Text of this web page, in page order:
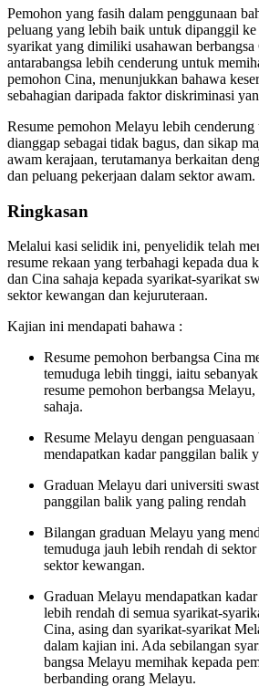
Pemohon yang fasih dalam penggunaan
peluang yang lebih baik untuk dipanggil
syarikat yang dimiliki usahawan
antarabangsa lebih cenderung untuk
pemohon Cina, menunjukkan bahawa
sebahagian daripada faktor diskriminasi
Resume pemohon Melayu lebih
dianggap sebagai tidak bagus, dan sikap
awam kerajaan, terutamanya berkaitan
dan peluang pekerjaan dalam sektor awam.
Ringkasan
Melalui kasi selidik ini, penyelidik telah
resume rekaan yang terbahagi kepada dua
dan Cina sahaja kepada syarikat-syarikat
sektor kewangan dan kejuruteraan.
Kajian ini mendapati bahawa :
Resume pemohon berbangsa Cina
temuduga lebih tinggi, iaitu
resume pemohon berbangsa
sahaja.
Resume Melayu dengan penguasaan
mendapatkan kadar panggilan balik
Graduan Melayu dari universiti
panggilan balik yang paling rendah
Bilangan graduan Melayu yang
temuduga jauh lebih rendah di
sektor kewangan.
Graduan Melayu mendapatkan
lebih rendah di semua syarikat-
Cina, asing dan syarikat-syarikat
dalam kajian ini. Ada sebilangan
bangsa Melayu memihak kepada
berbanding orang Melayu.